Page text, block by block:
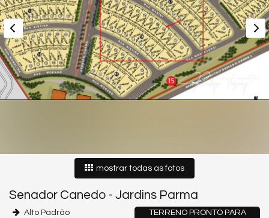
mostrar todas as fotos
Senador Canedo - Jardins Parma
TERRENO PRONTO PARA
Alto Padrão